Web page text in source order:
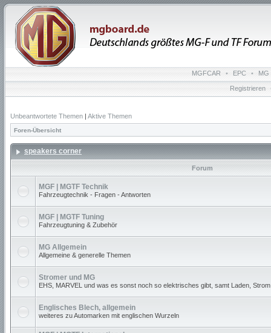
MGFCAR • EPC • MG
Registrieren
Unbeantwortete Themen | Aktive Themen
Foren-Übersicht
speakers corner
Forum
MGF | MGTF Technik
Fahrzeugtechnik - Fragen - Antworten
MGF | MGTF Tuning
Fahrzeugtuning & Zubehör
MG Allgemein
Allgemeine & generelle Themen
Stromer und MG
EHS, MARVEL und was es sonst noch so elektrisches gibt, samt Laden,
Englisches Blech, allgemein
weiteres zu Automarken mit englischen Wurzeln